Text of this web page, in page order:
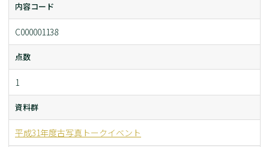
内容コード
C000001138
点数
1
資料群
平成31年度古写真トークイベント